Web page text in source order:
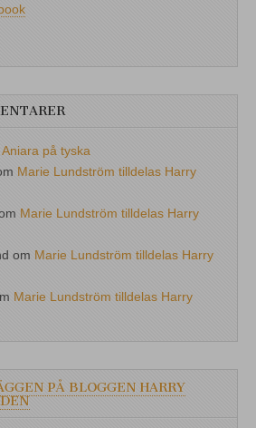
Aniara på tyska
Marie Lundström tilldelas Harry
Marie Lundström tilldelas Harry
om Marie Lundström tilldelas Harry
Marie Lundström tilldelas Harry
PÅ BLOGGEN HARRY